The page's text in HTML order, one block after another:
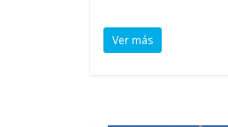
Ver más